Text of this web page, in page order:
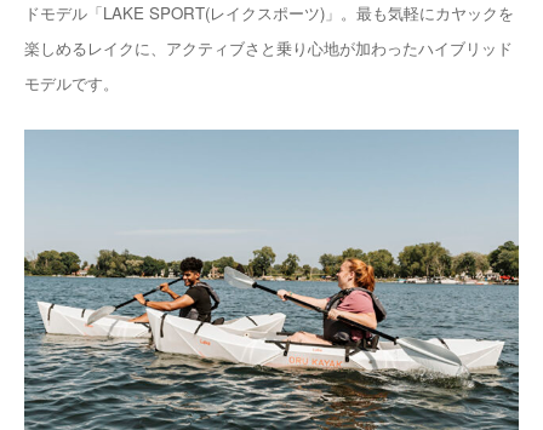
ドモデル「LAKE SPORT(レイクスポーツ)」。最も気軽にカヤックを
楽しめるレイクに、アクティブさと乗り心地が加わったハイブリッド
モデルです。